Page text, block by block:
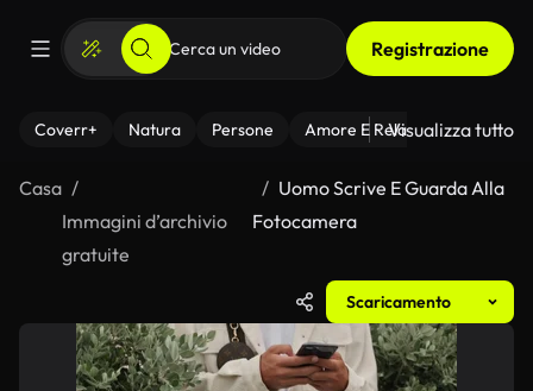
Registrazione
Coverr+ Natura Persone Amore E Relazioni Il
Visualizza tutto
Casa
Immagini d’archivio
gratuite
Uomo Scrive E Guarda Alla
Fotocamera
Scaricamento